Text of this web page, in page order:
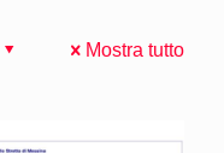
Mostra tutto